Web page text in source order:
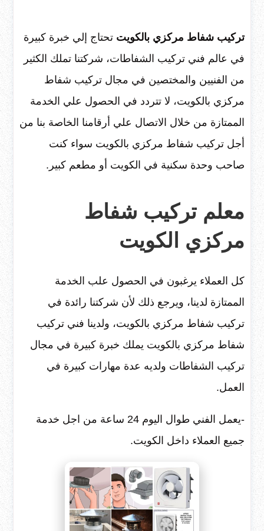
تركيب شفاط مركزي بالكويت تحتاج إلي خبرة كبيرة
في عالم فني تركيب الشفاطات، شركتنا تملك الكثير
من الفنيين والمختصين في مجال تركيب شفاط
مركزي بالكويت، لا تتردد في الحصول علي الخدمة
الممتازة من خلال الاتصال علي أرقامنا الخاصة بنا من
أجل تركيب شفاط مركزي بالكويت سواء كنت
صاحب وحدة سكنية في الكويت أو مطعم كبير.
معلم تركيب شفاط
مركزي الكويت
كل العملاء يرغبون في الحصول علب الخدمة
الممتازة لدينا، ويرجع ذلك لأن شركتنا رائدة في
تركيب شفاط مركزي بالكويت، ولدينا فني تركيب
شفاط مركزي بالكويت يملك خبرة كبيرة في مجال
تركيب الشفاطات ولديه عدة مهارات كبيرة في
العمل.
-يعمل الفني طوال اليوم 24 ساعة من اجل خدمة
جميع العملاء داخل الكويت.